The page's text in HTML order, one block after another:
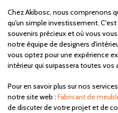
Chez Akibosc, nous comprenons
qu'un simple investissement.
souvenirs précieux et où vous
notre équipe de designers
vous optez pour une expérience
intérieur qui surpassera toutes vos
Pour en savoir plus sur nos
notre site web : Fabricant de
de discuter de votre projet et de